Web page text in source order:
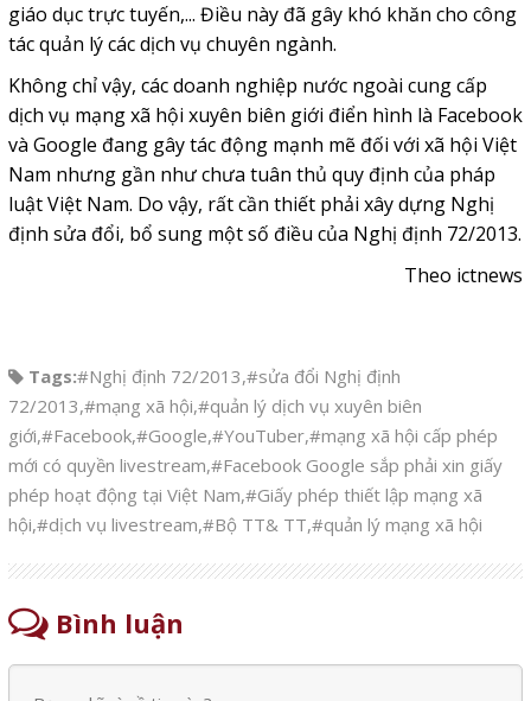
giáo dục trực tuyến,... Điều này đã gây khó khăn cho công
tác quản lý các dịch vụ chuyên ngành.
Không chỉ vậy, các doanh nghiệp nước ngoài cung cấp
dịch vụ mạng xã hội xuyên biên giới điển hình là Facebook
và Google đang gây tác động mạnh mẽ đối với xã hội Việt
Nam nhưng gần như chưa tuân thủ quy định của pháp
luật Việt Nam. Do vậy, rất cần thiết phải xây dựng Nghị
định sửa đổi, bổ sung một số điều của Nghị định 72/2013.
Theo ictnews
Tags:#Nghị định 72/2013,#sửa đổi Nghị định
72/2013,#mạng xã hội,#quản lý dịch vụ xuyên biên
giới,#Facebook,#Google,#YouTuber,#mạng xã hội cấp phép
mới có quyền livestream,#Facebook Google sắp phải xin giấy
phép hoạt động tại Việt Nam,#Giấy phép thiết lập mạng xã
hội,#dịch vụ livestream,#Bộ TT& TT,#quản lý mạng xã hội
Bình luận